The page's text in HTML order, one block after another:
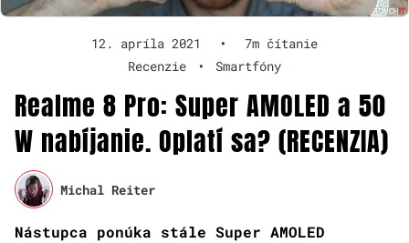
12. apríla 2021 •
7m čítanie
Recenzie
• Smartfóny
Realme 8 Pro: Super AMOLED a 50
W nabíjanie. Oplatí sa? (RECENZIA)
Michal Reiter
Nástupca ponúka stále Super AMOLED